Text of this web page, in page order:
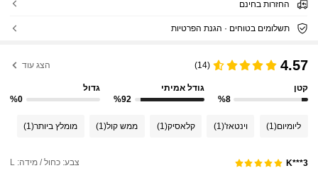
החזרות בחינם
תשלומים בטוחים · הגנת הפרטיות
4.57
(14) הצג עוד
קטן
%8
גודל אמיתי
%92
גדול
%0
ליומיום(1) וינטאז'(1) קלאסיק(1) ממש קול(1) מומלץ ביותר(1)
K***3 צבע: כחול / מידה: L